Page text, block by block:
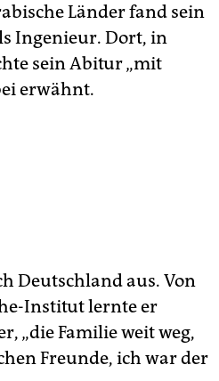
Länder fand sein
Ingenieur. Dort, in
sein Abitur „mit
erwähnt.
Deutschland aus. Von
Institut lernte er
„die Familie weit weg,
Freunde, ich war der